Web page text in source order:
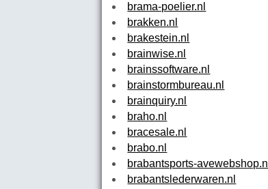
brama-poelier.nl
brakken.nl
brakestein.nl
brainwise.nl
brainssoftware.nl
brainstormbureau.nl
brainquiry.nl
braho.nl
bracesale.nl
brabo.nl
brabantsports-avewebshop.nl
brabantslederwaren.nl